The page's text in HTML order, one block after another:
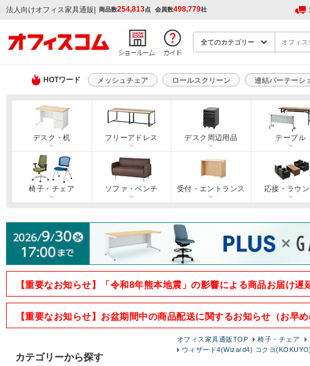
法人向けオフィス家具通販 | 商品数254,813点 会員数498,779社
HOTワード メッシュチェア ロールスクリーン 連結パーテーシ
デスク・机 フリーアドレス デスク周辺用品 テーブル
椅子・チェア ソファ・ベンチ 受付・エントランス 応接・ラウン
【重要なお知らせ】「令和8年熊本地震」の影響による商品お届け遅
【重要なお知らせ】お盆期間中の商品配送に関するお知らせ（お早
オフィス家具通販TOP 椅子・チェア
ウィザード4(Wizard4) コクヨ
カテゴリーから探す